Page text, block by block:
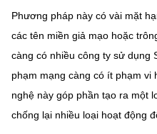
Phương pháp này có vài mặt
các tên miền giả mạo hoặc
càng có nhiều công ty sử dụng
phạm mạng càng có ít phạm vi
nghệ này góp phần tạo ra một
chống lại nhiều loại hoạt động